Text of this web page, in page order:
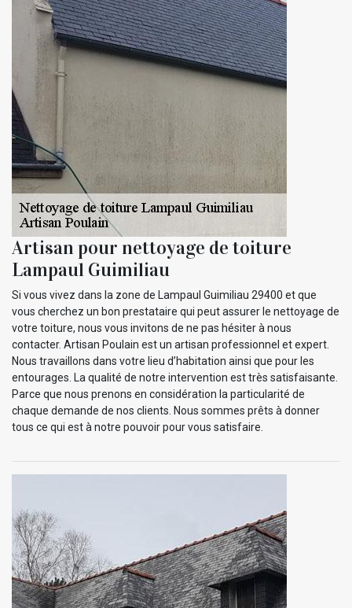
Artisan pour nettoyage de toiture
Lampaul Guimiliau
Si vous vivez dans la zone de Lampaul Guimiliau 29400 et que
vous cherchez un bon prestataire qui peut assurer le nettoyage de
votre toiture, nous vous invitons de ne pas hésiter à nous
contacter. Artisan Poulain est un artisan professionnel et expert.
Nous travaillons dans votre lieu d’habitation ainsi que pour les
entourages. La qualité de notre intervention est très satisfaisante.
Parce que nous prenons en considération la particularité de
chaque demande de nos clients. Nous sommes prêts à donner
tous ce qui est à notre pouvoir pour vous satisfaire.